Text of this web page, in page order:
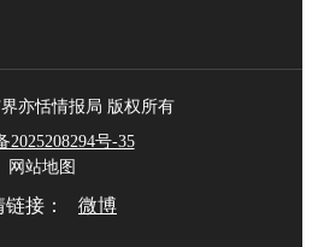
亦恬情报局 版权所有
2025208294号-35
网站地图
接： 微博